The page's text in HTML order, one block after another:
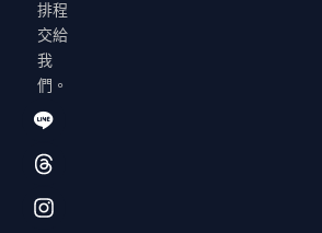
排程
交給
我
們。
I
c
o
f
o
n
T
h
r
e
a
d
I
n
s
t
a
g